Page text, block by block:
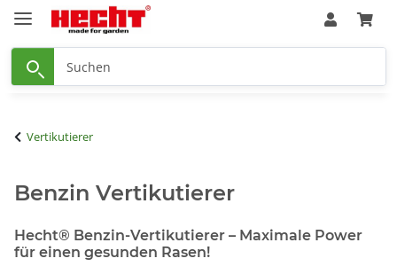
Vertikutierer
Benzin Vertikutierer
Hecht® Benzin-Vertikutierer – Maximale Power
für einen gesunden Rasen!